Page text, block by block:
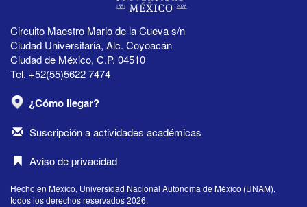
Circuito Maestro Mario de la Cueva s/n
Ciudad Universitaria, Alc. Coyoacán
Ciudad de México, C.P. 04510
Tel. +52(55)5622 7474
¿Cómo llegar?
Suscripción a actividades académicas
Aviso de privacidad
Hecho en México, Universidad Nacional Autónoma de México (UNAM),
todos los derechos reservados 2026.